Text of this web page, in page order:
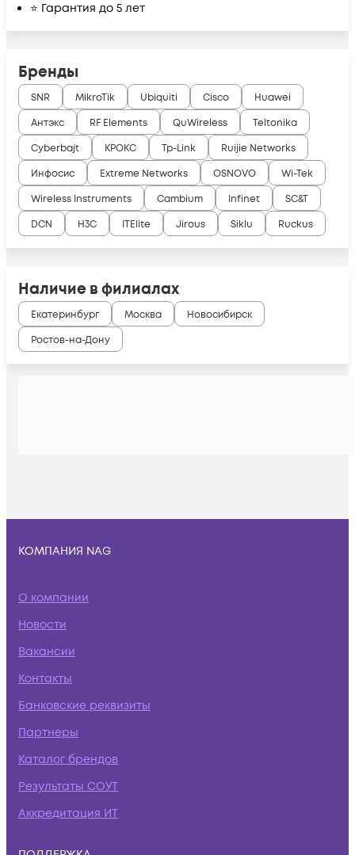
⭐ Гарантия до 5 лет
Бренды
SNR MikroTik Ubiquiti Cisco
Huawei
Антэкс
RF Elements QuWireless
Teltonika
Cyberbajt
КРОКС Tp-Link
Ruijie Networks
Инфосис
Extreme Networks OSNOVO
Wi-Tek
Wireless Instruments
Cambium Infinet
SC&T
DCN
H3C ITElite Jirous Siklu Ruckus
Наличие в филиалах
Екатеринбург Москва
Новосибирск
Ростов-на-Дону
КОМПАНИЯ NAG
О компании
Новости
Вакансии
Контакты
Банковские реквизиты
Партнеры
Каталог брендов
Результаты СОУТ
Аккредитация ИТ